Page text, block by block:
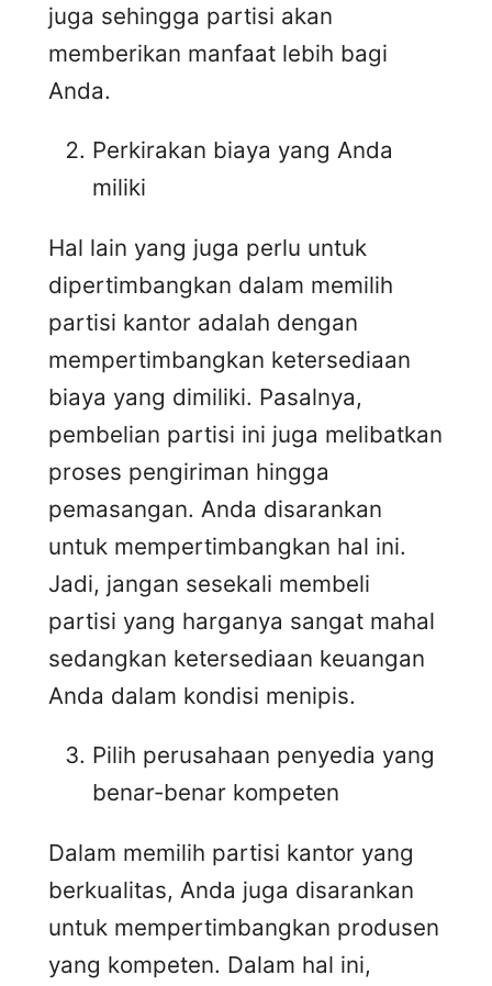
juga sehingga partisi akan
memberikan manfaat lebih bagi
Anda.
Perkirakan biaya yang Anda
miliki
Hal lain yang juga perlu untuk
dipertimbangkan dalam memilih
partisi kantor adalah dengan
mempertimbangkan ketersediaan
biaya yang dimiliki. Pasalnya,
pembelian partisi ini juga melibatkan
proses pengiriman hingga
pemasangan. Anda disarankan
untuk mempertimbangkan hal ini.
Jadi, jangan sesekali membeli
partisi yang harganya sangat mahal
sedangkan ketersediaan keuangan
Anda dalam kondisi menipis.
Pilih perusahaan penyedia yang
benar-benar kompeten
Dalam memilih partisi kantor yang
berkualitas, Anda juga disarankan
untuk mempertimbangkan produsen
yang kompeten. Dalam hal ini,